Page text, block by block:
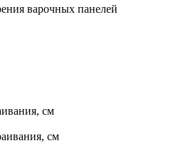
варочных панелей
см
см